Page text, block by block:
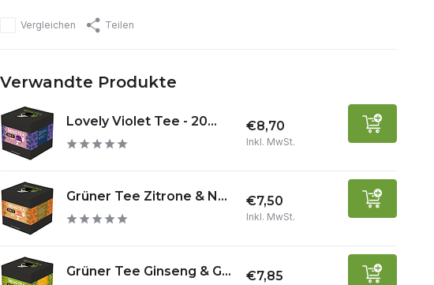
Vergleichen Teilen
Verwandte Produkte
Lovely Violet Tee - 20... €8,70
Inkl. MwSt.
Grüner Tee Zitrone & N... €7,50
Inkl. MwSt.
Grüner Tee Ginseng & G... €7,85